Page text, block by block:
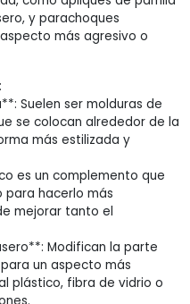
y parachoques
más agresivo o
Suelen ser molduras de
se colocan alrededor de la
más estilizada y
es un complemento que
para hacerlo más
mejorar tanto el
Modifican la parte
un aspecto más
plástico, fibra de vidrio o